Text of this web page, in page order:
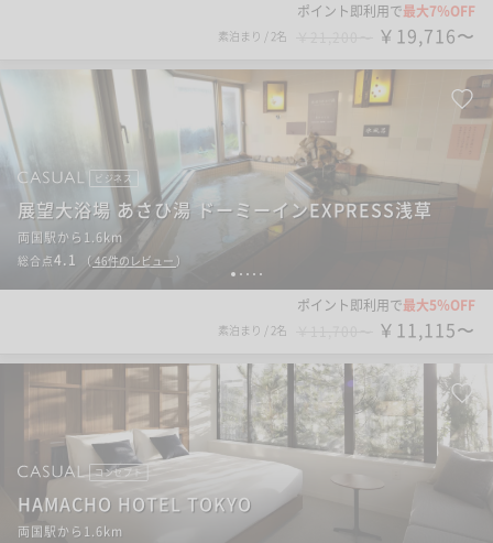
ポイント即利用で最大7％OFF
素泊まり / 2名 ￥19,716〜
1 2 3 4 5
ビジネス
展望大浴場 あさひ湯 ドーミーインEXPRESS浅草
両国駅から1.6km
総合点4.1 （ 46件のレビュー ）
ポイント即利用で最大5％OFF
素泊まり / 2名 ￥11,115〜
コンセプト
HAMACHO HOTEL TOKYO
両国駅から1.6km